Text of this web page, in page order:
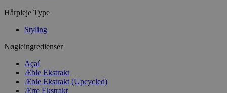
Hårpleje Type
Styling
Nøgleingredienser
Açaí
Æble Ekstrakt
Æble Ekstrakt (Upcycled)
Ærte Ekstrakt